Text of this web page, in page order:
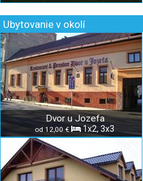
Ubytovanie v okolí
Dvor u Jozefa
od 12,00 € 1x2, 3x3